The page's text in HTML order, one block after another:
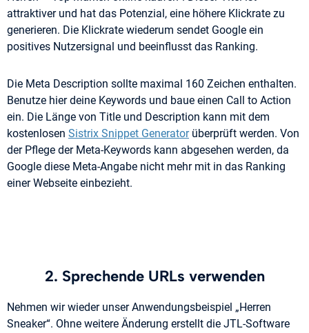
attraktiver und hat das Potenzial, eine höhere Klickrate zu
generieren. Die Klickrate wiederum sendet Google ein
positives Nutzersignal und beeinflusst das Ranking.
Die Meta Description sollte maximal 160 Zeichen enthalten.
Benutze hier deine Keywords und baue einen Call to Action
ein. Die Länge von Title und Description kann mit dem
kostenlosen Sistrix Snippet Generatorüberprüft werden. Von
der Pflege der Meta-Keywords kann abgesehen werden, da
Google diese Meta-Angabe nicht mehr mit in das Ranking
einer Webseite einbezieht.
2. Sprechende URLs verwenden
Nehmen wir wieder unser Anwendungsbeispiel „Herren
Sneaker“. Ohne weitere Änderung erstellt die JTL-Software